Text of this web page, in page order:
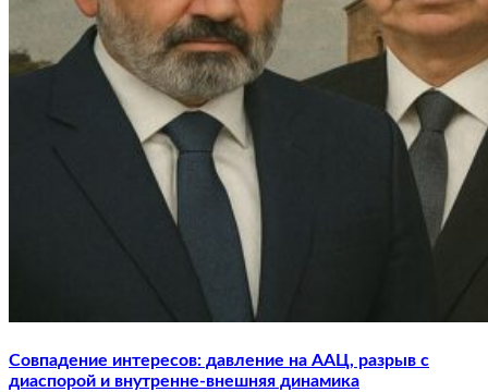
Совпадение интересов: давление на ААЦ, разрыв с
диаспорой и внутренне‑внешняя динамика